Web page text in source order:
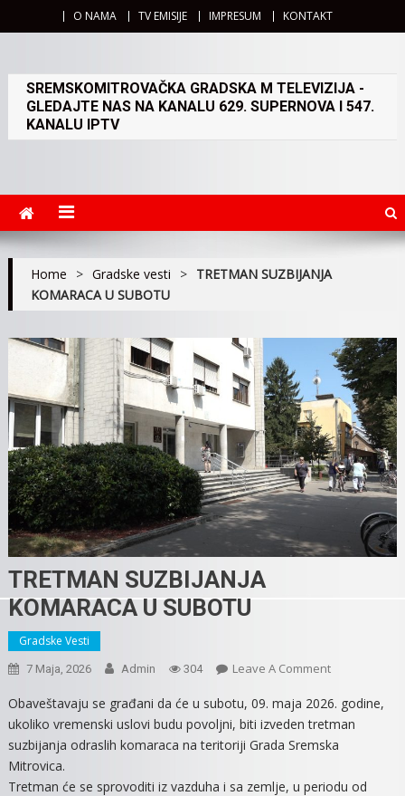
O NAMA TV EMISIJE IMPRESUM KONTAKT
SREMSKOMITROVAČKA GRADSKA M TELEVIZIJA -
GLEDAJTE NAS NA KANALU 629. SUPERNOVA I 547.
KANALU IPTV
Home > Gradske vesti > TRETMAN SUZBIJANJA
KOMARACA U SUBOTU
TRETMAN SUZBIJANJA
KOMARACA U SUBOTU
Gradske Vesti
7 Maja, 2026 Admin 304 Leave A CommentOn
SUZBIJANJA
KOMARACA
U
Obaveštavaju se građani da će u subotu, 09. maja 2026. godine,
ukoliko vremenski uslovi budu povoljni, biti izveden tretman
suzbijanja odraslih komaraca na teritoriji Grada Sremska
Mitrovica.
Tretman će se sprovoditi iz vazduha i sa zemlje, u periodu od